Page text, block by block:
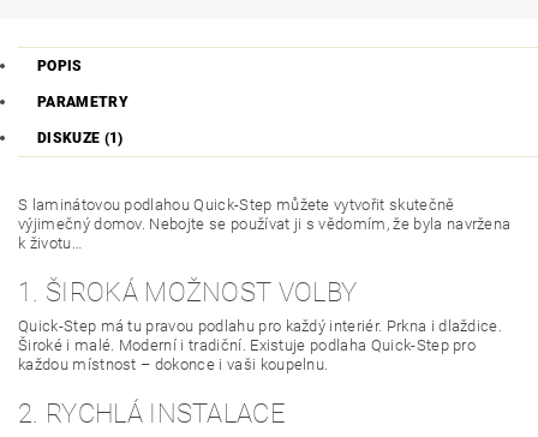
POPIS
PARAMETRY
DISKUZE (1)
S laminátovou podlahou Quick-Step můžete vytvořit skutečně
výjimečný domov. Nebojte se používat ji s vědomím, že byla navržena
k životu…
1. ŠIROKÁ MOŽNOST VOLBY
Quick-Step má tu pravou podlahu pro každý interiér. Prkna i dlaždice.
Široké i malé. Moderní i tradiční. Existuje podlaha Quick-Step pro
každou místnost – dokonce i vaši koupelnu.
2. RYCHLÁ INSTALACE